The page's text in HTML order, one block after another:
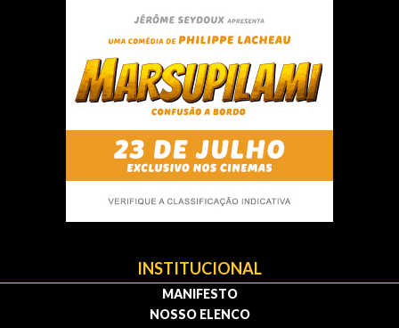
INSTITUCIONAL
MANIFESTO
NOSSO ELENCO